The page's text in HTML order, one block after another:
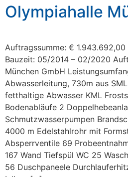
Olympiahalle
Auftragssumme: €
Bauzeit: 05/2014 – 02/2020
München GmbH
Abwasserleitung, 730m aus
fetthaltige Abwasser KML
Bodenabläufe 2
Schmutzwasserpumpen
4000 m Edelstahlrohr mit
Absperrventile 69
167 Wand Tiefspül WC 25
56 Duschpaneele